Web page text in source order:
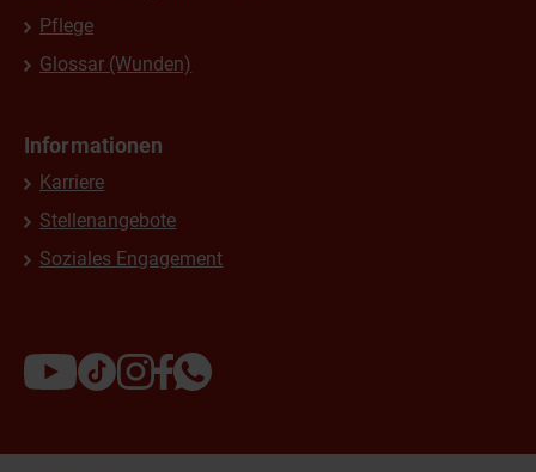
Pflege
Glossar (Wunden)
Informationen
Karriere
Stellenangebote
Soziales Engagement